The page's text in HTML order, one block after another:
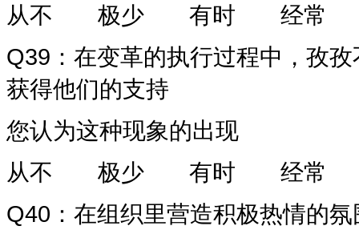
从不
极少 有时
经常
Q39 ：在变革的执行过程中，孜
获得他们的支持
您认为这种现象的出现
从不
极少 有时
经常
Q40 ：在组织里营造积极热情的氛